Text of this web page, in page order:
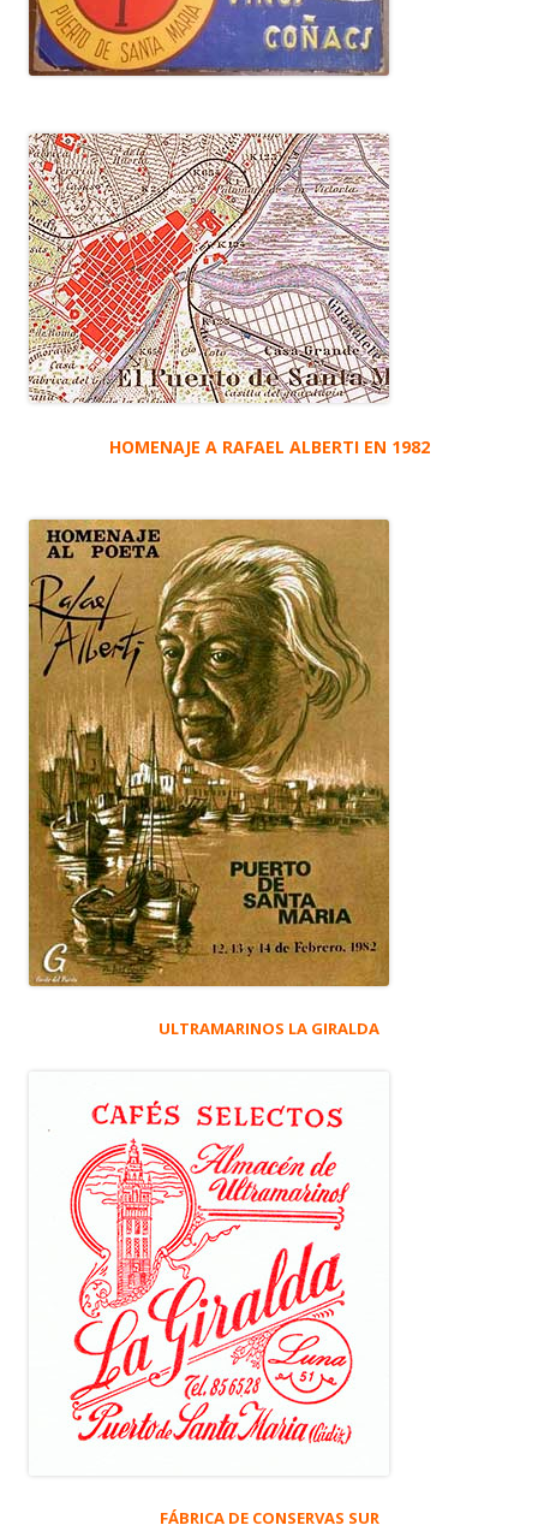
HOMENAJE A RAFAEL ALBERTI EN 1982
ULTRAMARINOS LA GIRALDA
FÁBRICA DE CONSERVAS SUR